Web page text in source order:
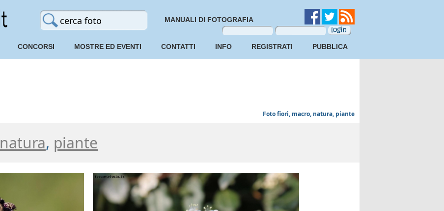
MANUALI DI FOTOGRAFIA
CONCORSI MOSTRE ED EVENTI CONTATTI INFO REGISTRATI PUBBLICA
Foto fiori, macro, natura, piante
natura, piante